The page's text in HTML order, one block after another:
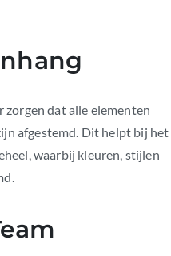
dat alle elementen
afgestemd. Dit helpt bij het
waarbij kleuren, stijlen